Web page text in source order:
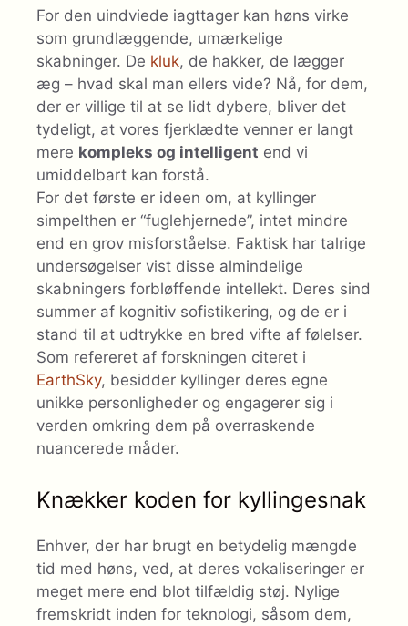
For den uindviede iagttager kan høns virke
som grundlæggende, umærkelige
skabninger. De kluk, de hakker, de lægger
æg – hvad skal man ellers vide? Nå, for dem,
der er villige til at se lidt dybere, bliver det
tydeligt, at vores fjerklædte venner er langt
mere kompleks og intelligent end vi
umiddelbart kan forstå.
For det første er ideen om, at kyllinger
simpelthen er “fuglehjernede”, intet mindre
end en grov misforståelse. Faktisk har talrige
undersøgelser vist disse almindelige
skabningers forbløffende intellekt. Deres sind
summer af kognitiv sofistikering, og de er i
stand til at udtrykke en bred vifte af følelser.
Som refereret af forskningen citeret i
EarthSky, besidder kyllinger deres egne
unikke personligheder og engagerer sig i
verden omkring dem på overraskende
nuancerede måder.
Knækker koden for kyllingesnak
Enhver, der har brugt en betydelig mængde
tid med høns, ved, at deres vokaliseringer er
meget mere end blot tilfældig støj. Nylige
fremskridt inden for teknologi, såsom dem,